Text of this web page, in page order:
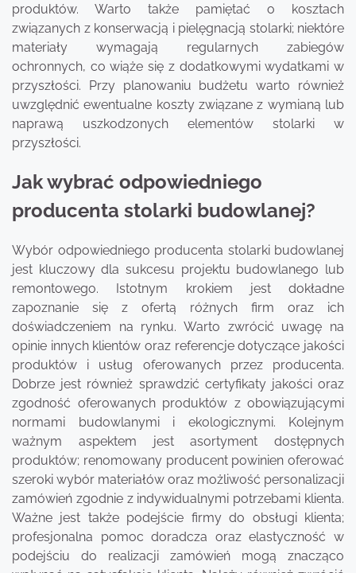
produktów. Warto także pamiętać o kosztach
związanych z konserwacją i pielęgnacją stolarki; niektóre
materiały wymagają regularnych zabiegów
ochronnych, co wiąże się z dodatkowymi wydatkami w
przyszłości. Przy planowaniu budżetu warto również
uwzględnić ewentualne koszty związane z wymianą lub
naprawą uszkodzonych elementów stolarki w
przyszłości.
Jak wybrać odpowiedniego
producenta stolarki budowlanej?
Wybór odpowiedniego producenta stolarki budowlanej
jest kluczowy dla sukcesu projektu budowlanego lub
remontowego. Istotnym krokiem jest dokładne
zapoznanie się z ofertą różnych firm oraz ich
doświadczeniem na rynku. Warto zwrócić uwagę na
opinie innych klientów oraz referencje dotyczące jakości
produktów i usług oferowanych przez producenta.
Dobrze jest również sprawdzić certyfikaty jakości oraz
zgodność oferowanych produktów z obowiązującymi
normami budowlanymi i ekologicznymi. Kolejnym
ważnym aspektem jest asortyment dostępnych
produktów; renomowany producent powinien oferować
szeroki wybór materiałów oraz możliwość personalizacji
zamówień zgodnie z indywidualnymi potrzebami klienta.
Ważne jest także podejście firmy do obsługi klienta;
profesjonalna pomoc doradcza oraz elastyczność w
podejściu do realizacji zamówień mogą znacząco